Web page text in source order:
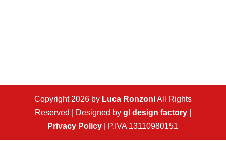
Copyright 2026 by Luca RonzoniAll Rights
Reserved | Designed by gl design factory|
Privacy Policy | P.IVA 13110980151